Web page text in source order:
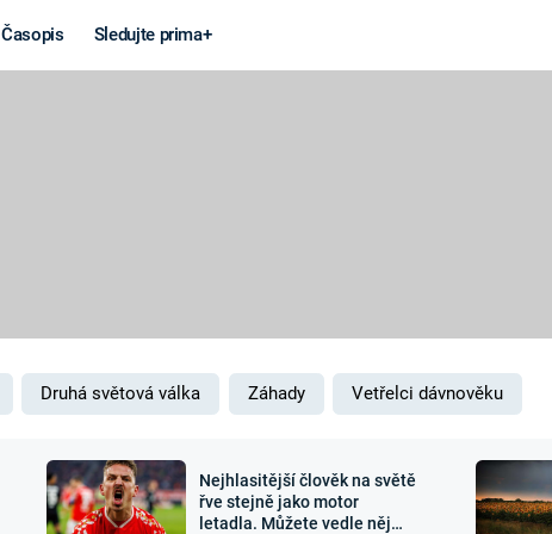
Časopis Sledujte prima+
MARS
Záhady a
Zajímavosti
Druhá světová válka Záhady Vetřelci dávnověku
Nejhlasitější člověk na světě
řve stejně jako motor
letadla. Můžete vedle něj